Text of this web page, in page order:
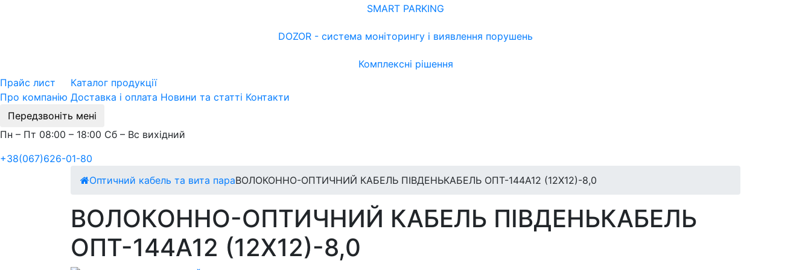
SMART PARKING
DOZOR - система моніторингу і виявлення порушень
Комплексні рішення
Прайс лист
Каталог продукції
Про компанію Доставка і оплата Новини та статті Контакти
Передзвоніть мені
Пн – Пт 08:00 – 18:00 Сб – Вс вихідний
+38(067)626-01-80
Оптичний кабель та вита параВОЛОКОННО-ОПТИЧНИЙ КАБЕЛЬ ПІВДЕНЬКАБЕЛЬ ОПТ-144А12 (12Х12)-8,0
ВОЛОКОННО-ОПТИЧНИЙ КАБЕЛЬ ПІВДЕНЬКАБЕЛЬ
ОПТ-144А12 (12Х12)-8,0